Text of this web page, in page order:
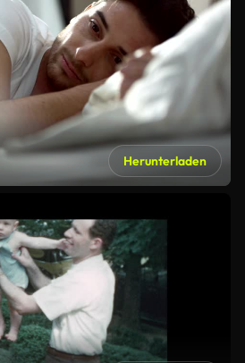
Herunterladen